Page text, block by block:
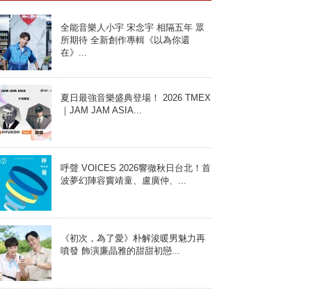
全能音樂人小宇 宋念宇 相隔五年 眾
所期待 全新創作專輯《以為你還
在》...
夏日最強音樂盛典登場！ 2026 TMEX
｜JAM JAM ASIA...
呼聲 VOICES 2026響徹秋日台北！首
波夢幻陣容竇靖童、盧廣仲、...
《初次，為了愛》朴解浚暖男魅力再
噴發 飾演廉晶雅的甜甜初戀...